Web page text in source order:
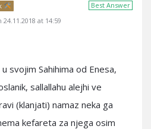
Best Answer
at 14:59
svojim Sahihima od Enesa,
sallallahu alejhi ve
(klanjati) namaz neka ga
kefareta za njega osim